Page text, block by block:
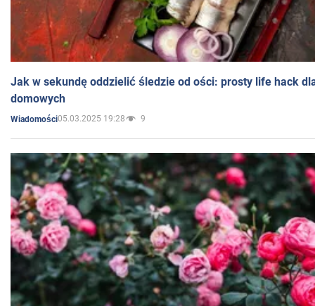
Jak w sekundę oddzielić śledzie od ości: prosty life hack
domowych
Wiadomości05.03.2025 19:28 9